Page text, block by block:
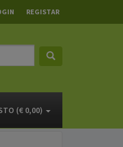
REGISTAR
(€ 0,00)